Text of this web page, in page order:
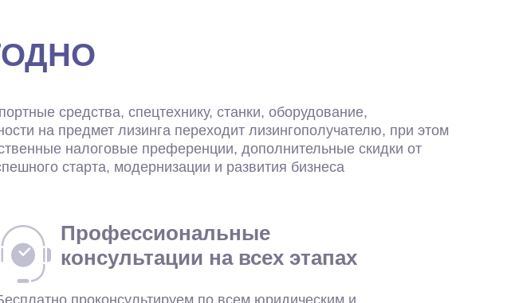
средства, спецтехнику, станки, оборудование,
на предмет лизинга переходит лизингополучателю, при этом
налоговые преференции, дополнительные скидки от
старта, модернизации и развития бизнеса
Профессиональные
консультации на всех этапах
проконсультируем по всем юридическим и